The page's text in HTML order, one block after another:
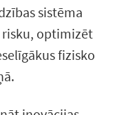
sistēma
optimizēt
fizisko